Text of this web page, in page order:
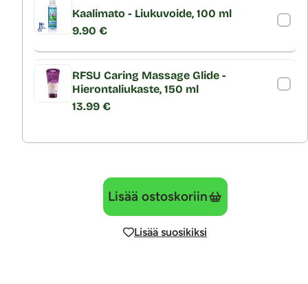
Kaalimato - Liukuvoide, 100 ml
9.90 €
RFSU Caring Massage Glide -
Hierontaliukaste, 150 ml
13.99 €
Lisää ostoskoriin
Lisää suosikiksi